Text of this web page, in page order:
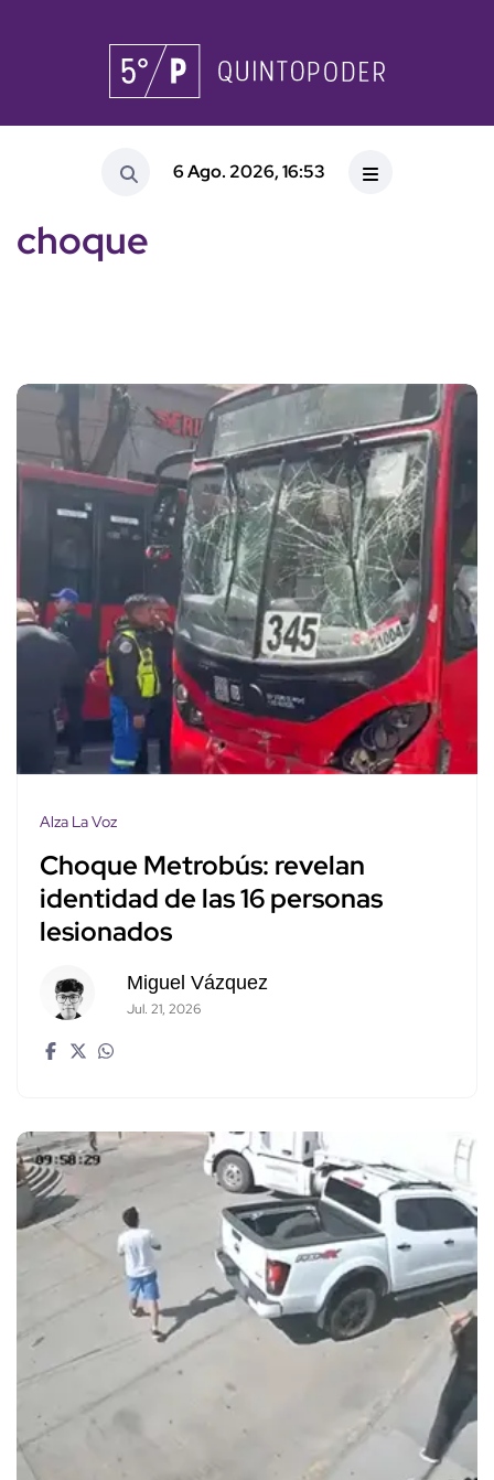
6 Ago. 2026, 16:53
choque
Alza La Voz
Choque Metrobús: revelan
identidad de las 16 personas
lesionados
Miguel Vázquez
Jul. 21, 2026